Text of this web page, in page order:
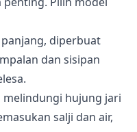
diperbuat
dan sisipan
melindungi hujung jari
salji dan air,